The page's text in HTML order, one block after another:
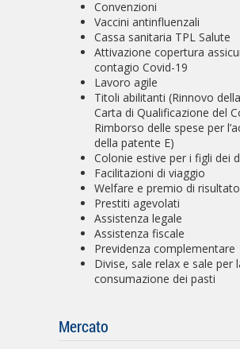
Convenzioni
Vaccini antinfluenzali
Cassa sanitaria TPL Salute
Attivazione copertura
contagio Covid-19
Lavoro agile
Titoli abilitanti (Rinnovo
Carta di Qualificazione del
Rimborso delle spese per
della patente E)
Colonie estive per i figli dei
Facilitazioni di viaggio
Welfare e premio di risultato
Prestiti agevolati
Assistenza legale
Assistenza fiscale
Previdenza complementare
Divise, sale relax e sale per
consumazione dei pasti
Mercato